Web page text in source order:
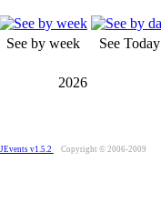
See by week See Today
2026
JEvents v1.5.2 Copyright © 2006-2009